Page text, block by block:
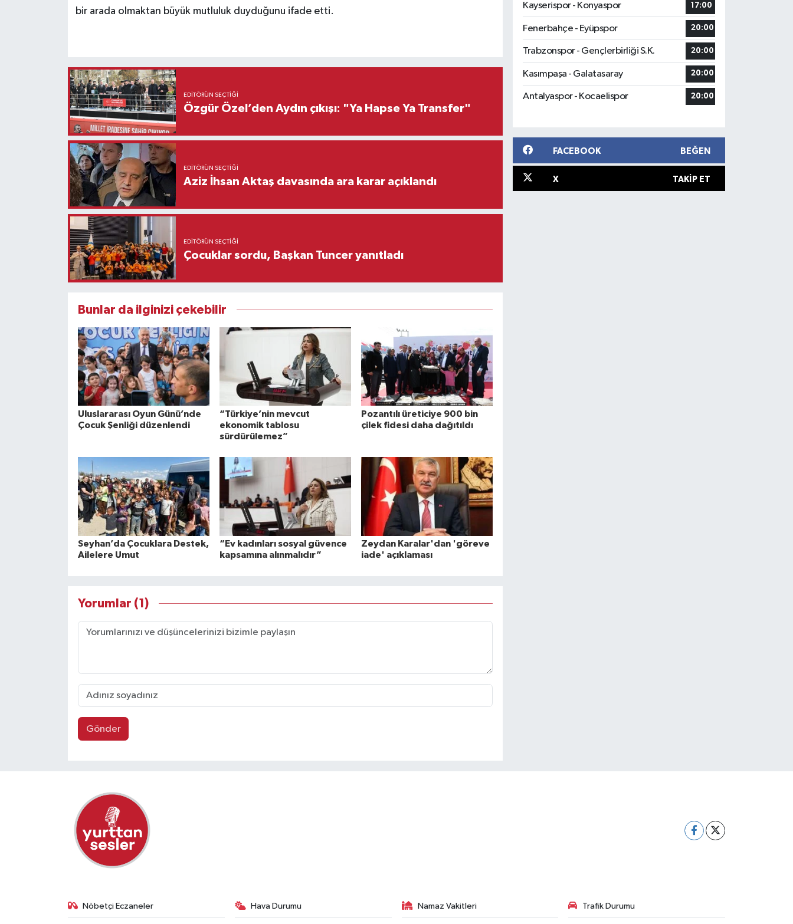
bir arada olmaktan büyük mutluluk duyduğunu ifade etti.
EDITÖRÜN SEÇTIĞI
Özgür Özel’den Aydın çıkışı: "Ya Hapse Ya Transfer"
EDITÖRÜN SEÇTIĞI
Aziz İhsan Aktaş davasında ara karar açıklandı
EDITÖRÜN SEÇTIĞI
Çocuklar sordu, Başkan Tuncer yanıtladı
Bunlar da ilginizi çekebilir
Uluslararası Oyun Günü’nde
Çocuk Şenliği düzenlendi
“Türkiye’nin mevcut
ekonomik tablosu
sürdürülemez”
Pozantılı üreticiye 900 bin
çilek fidesi daha dağıtıldı
Seyhan’da Çocuklara Destek,
Ailelere Umut
“Ev kadınları sosyal güvence
kapsamına alınmalıdır”
Zeydan Karalar'dan 'göreve
iade' açıklaması
Yorumlar (1)
Gönder
Kayserispor - Konyaspor
17:00
Fenerbahçe - Eyüpspor 20:00
Trabzonspor - Gençlerbirliği S.K. 20:00
Kasımpaşa - Galatasaray 20:00
Antalyaspor - Kocaelispor 20:00
FACEBOOK BEĞEN
X TAKIP ET
Nöbetçi Eczaneler Hava Durumu Namaz Vakitleri Trafik Durumu